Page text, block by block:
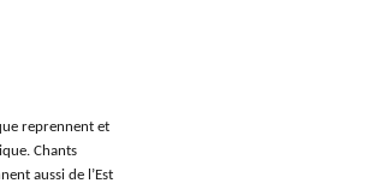
reprennent et
Chants
aussi de l’Est